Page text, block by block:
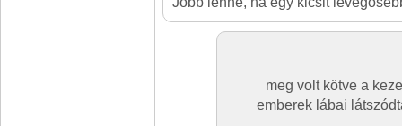
meg volt kötve a
emberek lábai